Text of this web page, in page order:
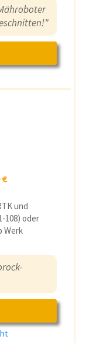
€
und
108) oder
Werk